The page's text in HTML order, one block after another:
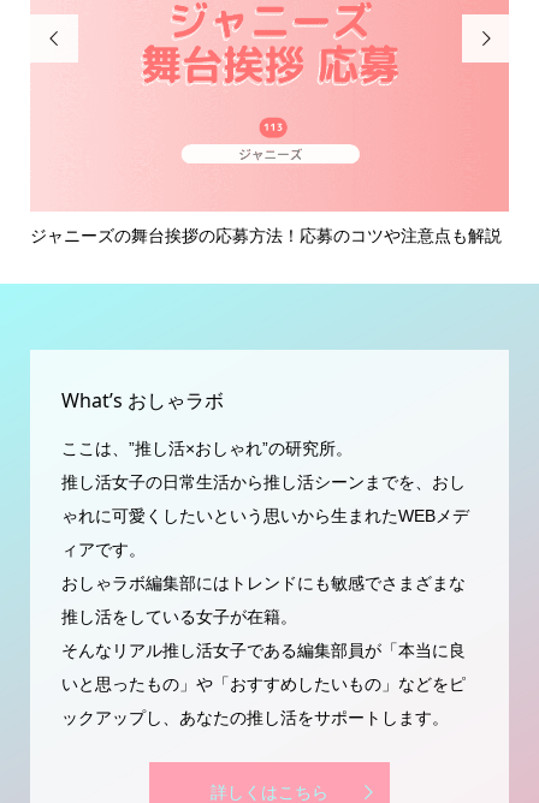

ジャニーズの舞台挨拶の応募方法！応募のコツや注意点も解説

What’s おしゃラボ
ここは、”推し活×おしゃれ”の研究所。
推し活女子の日常生活から推し活シーンまでを、おし
ゃれに可愛くしたいという思いから生まれたWEBメデ
ィアです。
おしゃラボ編集部にはトレンドにも敏感でさまざまな
推し活をしている女子が在籍。
そんなリアル推し活女子である編集部員が「本当に良
いと思ったもの」や「おすすめしたいもの」などをピ
ックアップし、あなたの推し活をサポートします。
詳しくはこちら